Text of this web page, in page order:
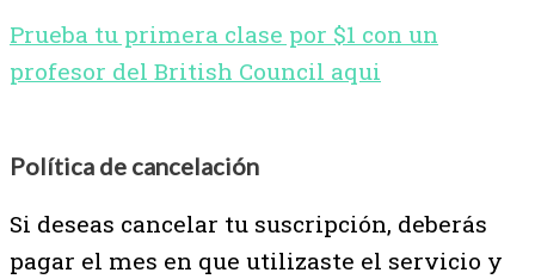
Prueba tu primera clase por $1 con un
profesor del British Council aqui
Política de cancelación
Si deseas cancelar tu suscripción, deberás
pagar el mes en que utilizaste el servicio y